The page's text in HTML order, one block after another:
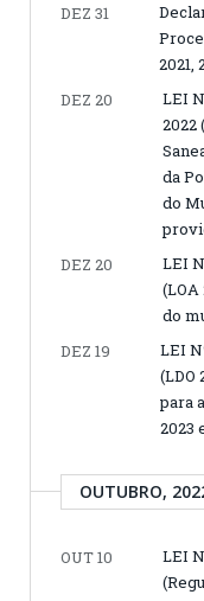
DEZ 31
2021,
DEZ 20
LEI
2022
da
do
DEZ 20
LEI
do
DEZ 19
LEI
(LDO
para
2023
OUTUBRO,
OUT 10
LEI